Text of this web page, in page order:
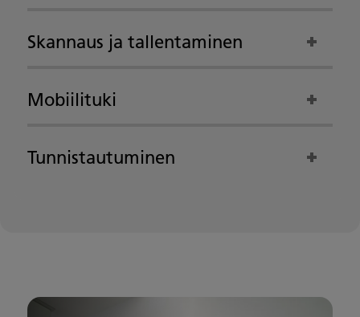
Skannaus ja tallentaminen
Mobiilituki
Tunnistautuminen